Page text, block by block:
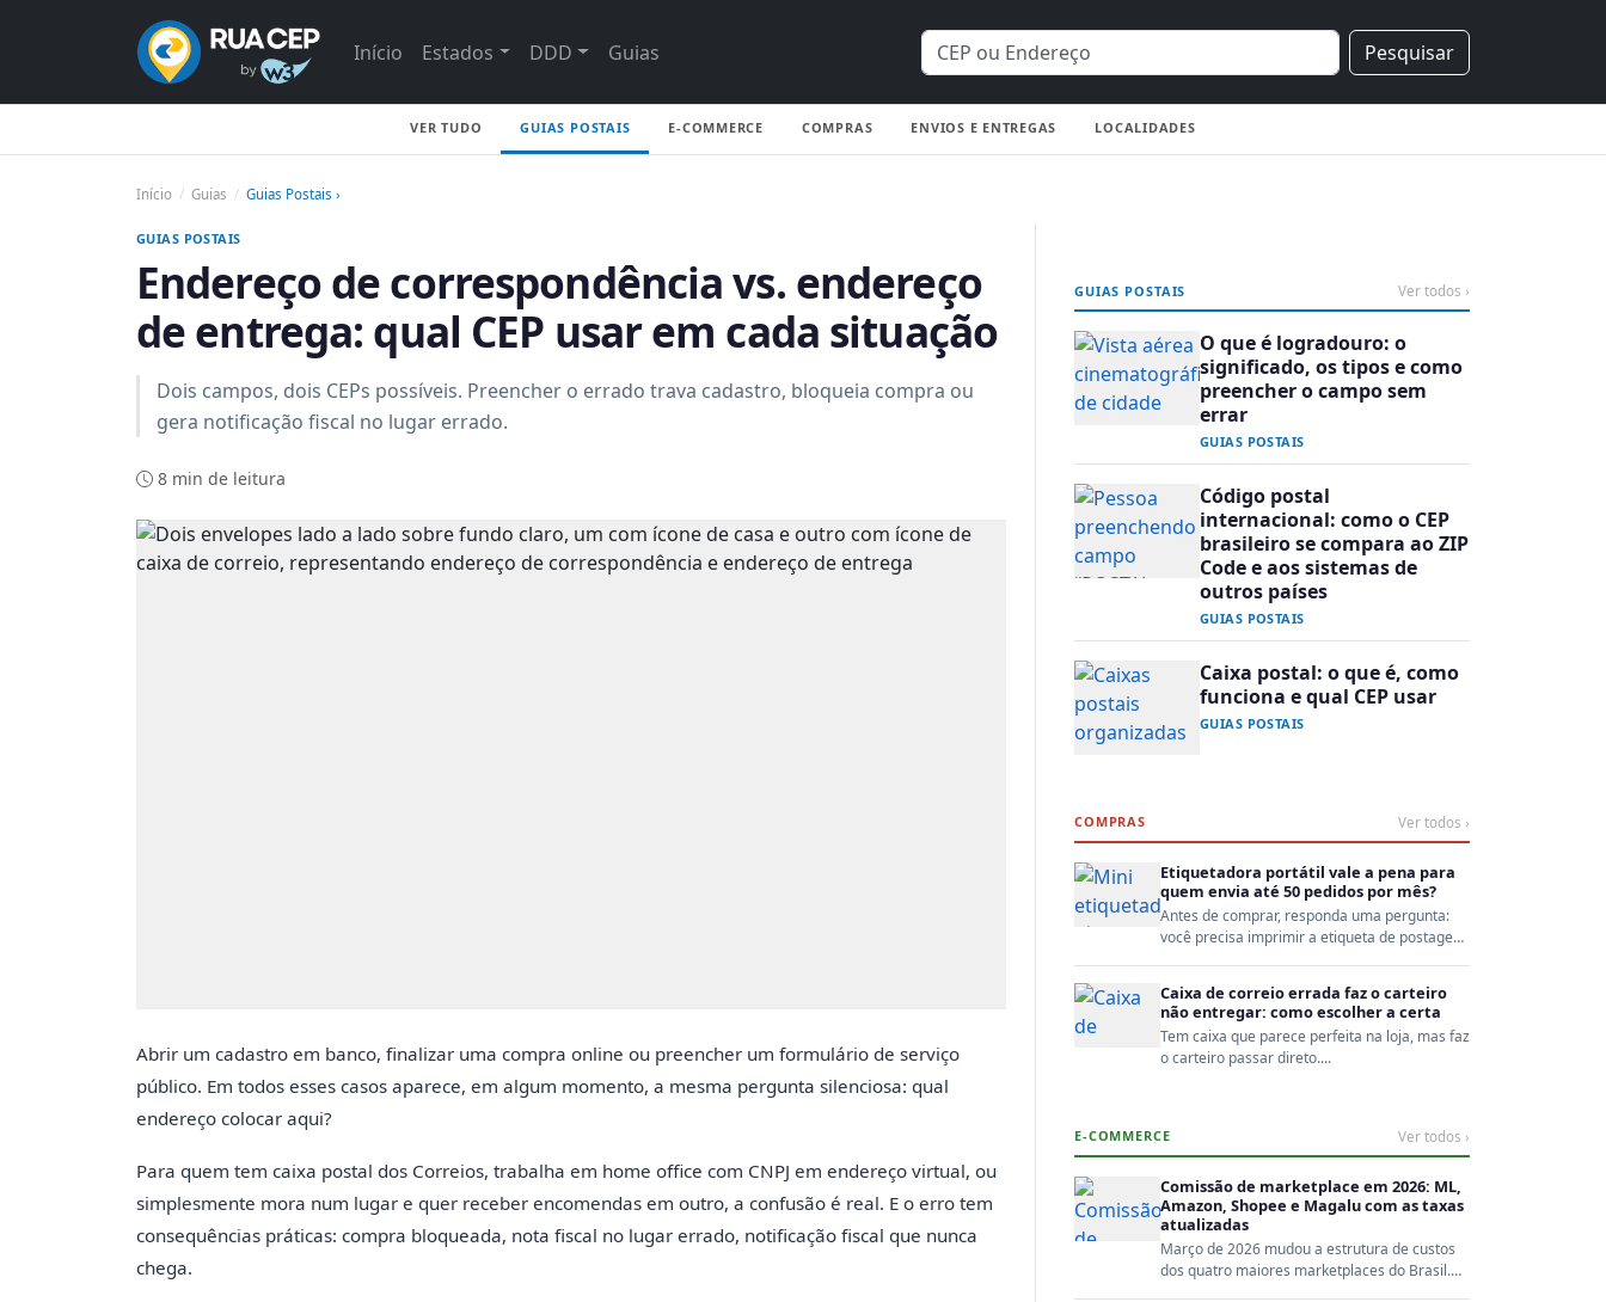
Início Estados DDD Guias Pesquisar
VER TUDO GUIAS POSTAIS E-COMMERCE COMPRAS ENVIOS E ENTREGAS LOCALIDADES
Início Guias Guias Postais ›
GUIAS POSTAIS
Endereço de correspondência vs. endereço
de entrega: qual CEP usar em cada situação
Dois campos, dois CEPs possíveis. Preencher o errado trava cadastro, bloqueia compra ou
gera notificação fiscal no lugar errado.
8 min de leitura
Abrir um cadastro em banco, finalizar uma compra online ou preencher um formulário de serviço
público. Em todos esses casos aparece, em algum momento, a mesma pergunta silenciosa: qual
endereço colocar aqui?
Para quem tem caixa postal dos Correios, trabalha em home office com CNPJ em endereço virtual, ou
simplesmente mora num lugar e quer receber encomendas em outro, a confusão é real. E o erro tem
consequências práticas: compra bloqueada, nota fiscal no lugar errado, notificação fiscal que nunca
chega.
GUIAS POSTAIS Ver todos ›
O que é logradouro: o
significado, os tipos e como
preencher o campo sem
errar
GUIAS POSTAIS
Código postal
internacional: como o CEP
brasileiro se compara ao ZIP
Code e aos sistemas de
outros países
GUIAS POSTAIS
Caixa postal: o que é, como
funciona e qual CEP usar
GUIAS POSTAIS
COMPRAS Ver todos ›
Etiquetadora portátil vale a pena para
quem envia até 50 pedidos por mês?
Antes de comprar, responda uma pergunta:
você precisa imprimir a etiqueta de postagem
Caixa de correio errada faz o carteiro
não entregar: como escolher a certa
Tem caixa que parece perfeita na loja, mas faz
o carteiro passar direto....
E-COMMERCE Ver todos ›
Comissão de marketplace em 2026: ML,
Amazon, Shopee e Magalu com as taxas
atualizadas
Março de 2026 mudou a estrutura de custos
dos quatro maiores marketplaces do Brasil.